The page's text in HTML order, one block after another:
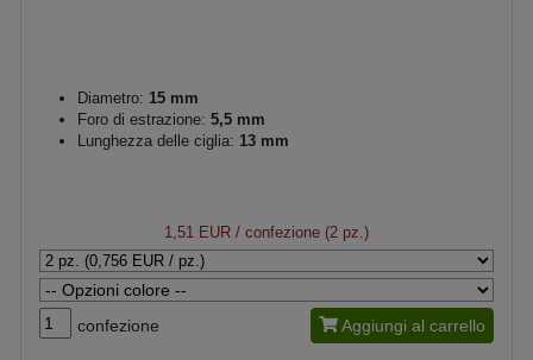
Diametro: 15 mm
Foro di estrazione: 5,5 mm
Lunghezza delle ciglia: 13 mm
1,51 EUR / confezione (2 pz.)
confezione Aggiungi al carrello